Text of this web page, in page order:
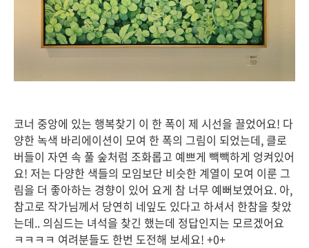
코너 중앙에 있는 행복찾기 이 한 폭이 제 시선을 끌었어요! 다
양한 녹색 바리에이션이 모여 한 폭의 그림이 되었는데, 클로
버들이 자연 속 풀 숲처럼 조화롭고 예쁘게 빽빽하게 엉켜있어
요! 저는 다양한 색들의 모임보단 비슷한 계열이 모여 이룬 그
림을 더 좋아하는 경향이 있어 요게 참 너무 예뻐보였어요. 아,
참고로 작가님께서 당연히 네잎도 있다고 하셔서 한참을 찾았
는데.. 의심드는 녀석을 찾긴 했는데 정답인지는 모르겠어요
ㅋㅋㅋㅋ 여려분들도 한번 도전해 보세요! +0+